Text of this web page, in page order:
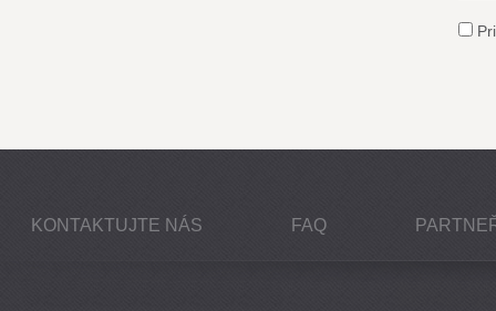
KONTAKTUJTE NÁS FAQ